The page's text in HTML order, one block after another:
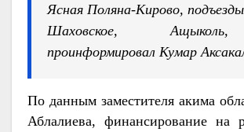
Ясная Поляна-Кирово,
Шаховское,
проинформировал Кумар
По данным заместителя акима
Аблалиева, финансирование на